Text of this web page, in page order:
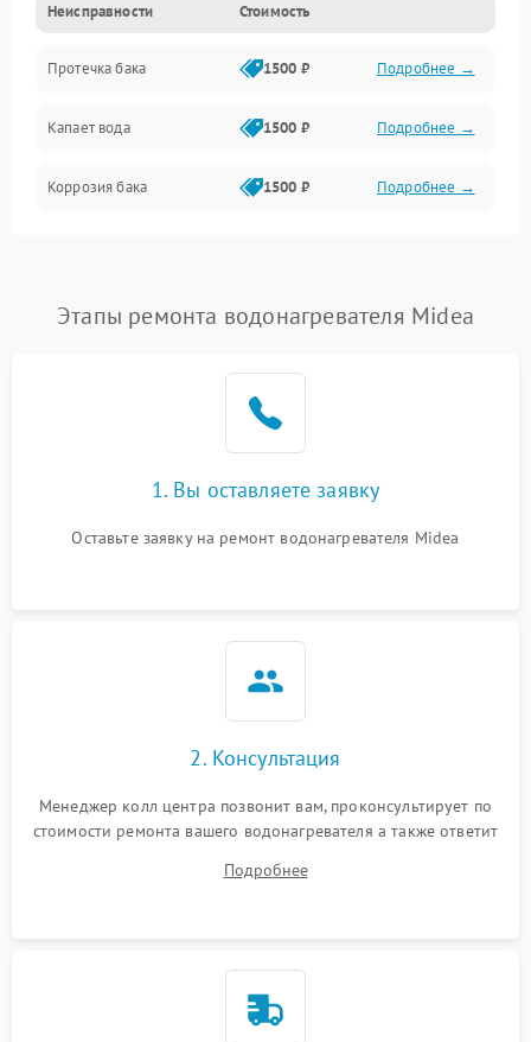
Датчики
Механика
Неисправности Стоимость
Протечка бака 1500 ₽ Подробнее →
Капает вода 1500 ₽ Подробнее →
Коррозия бака 1500 ₽ Подробнее →
Этапы ремонта водонагревателя Midea
1. Вы оставляете заявку
Оставьте заявку на ремонт водонагревателя Midea
2. Консультация
Менеджер колл центра позвонит вам, проконсультирует по
стоимости ремонта вашего водонагревателя а также ответит
Подробнее